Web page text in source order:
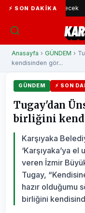
⚡ SON DAKIKA
incelenecek
Anasayfa › GÜNDEM ›
kendisinden gör...
GÜNDEM ⚡ SON
Tugay'dan
birliğini
Karşıyaka
‘Karşıyaka’ya
veren İzmir
Tugay,
hazır olduğumu
birliğini